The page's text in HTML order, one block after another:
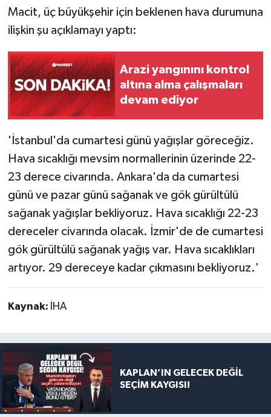
Macit, üç büyükşehir için beklenen hava durumuna
ilişkin şu açıklamayı yaptı:
Arazi yangınını kontrol
altına alma çalışmaları
devam ediyor
'İstanbul'da cumartesi günü yağışlar göreceğiz.
Hava sıcaklığı mevsim normallerinin üzerinde 22-
23 derece civarında. Ankara'da da cumartesi
günü ve pazar günü sağanak ve gök gürültülü
sağanak yağışlar bekliyoruz. Hava sıcaklığı 22-23
dereceler civarında olacak. İzmir'de de cumartesi
gök gürültülü sağanak yağış var. Hava sıcaklıkları
artıyor. 29 dereceye kadar çıkmasını bekliyoruz.'
Kaynak: İHA
KAPLAN’IN GELECEK DEĞİL
SEÇİM KAYGISI!